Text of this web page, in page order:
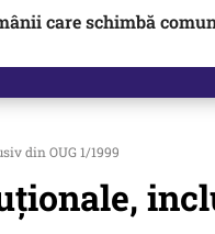
care schimbă
din OUG 1/1999